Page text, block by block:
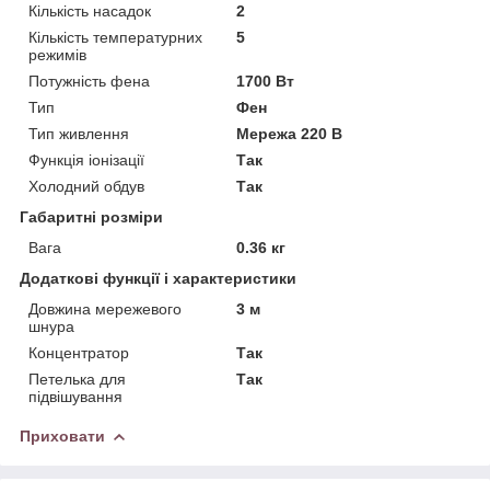
Кількість насадок
2
Кількість температурних
режимів
5
Потужність фена
1700 Вт
Тип
Фен
Тип живлення
Мережа 220 В
Функція іонізації
Так
Холодний обдув
Так
Габаритні розміри
Вага
0.36 кг
Додаткові функції і характеристики
Довжина мережевого
шнура
3 м
Концентратор
Так
Петелька для
підвішування
Так
Приховати